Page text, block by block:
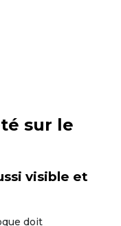
sur le
visible et
doit